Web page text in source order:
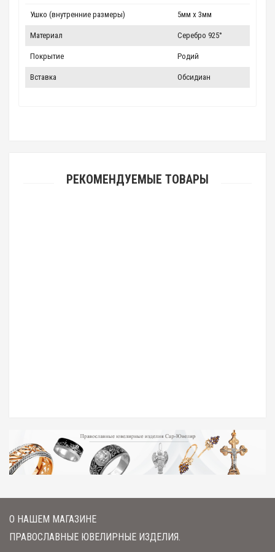
Ушко (внутренние размеры) 5мм x 3мм
Материал Серебро 925°
Покрытие Родий
Вставка Обсидиан
РЕКОМЕНДУЕМЫЕ ТОВАРЫ
Овальная икона подвеска "Юрий" (арт. С-027 Юрий)
Овальная икона подвеска "Роман" (арт. С-027 Роман)
О НАШЕМ МАГАЗИНЕ
ПРАВОСЛАВНЫЕ ЮВЕЛИРНЫЕ ИЗДЕЛИЯ.